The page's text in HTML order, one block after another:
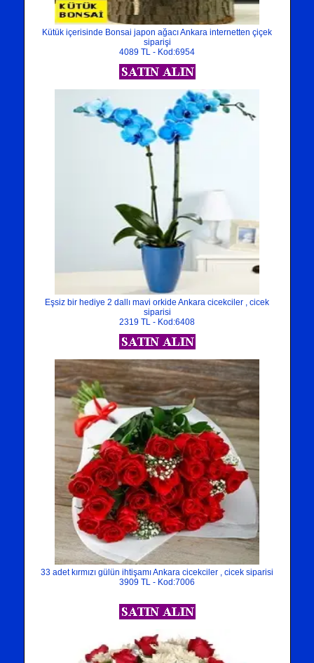
Kütük içerisinde Bonsai japon ağacı Ankara internetten çiçek
siparişi
4089 TL - Kod:6954
Eşsiz bir hediye 2 dallı mavi orkide Ankara cicekciler , cicek
siparisi
2319 TL - Kod:6408
33 adet kırmızı gülün ihtişamı Ankara cicekciler , cicek siparisi
3909 TL - Kod:7006